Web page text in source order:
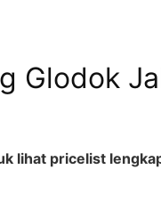
Glodok
lihat pricelist